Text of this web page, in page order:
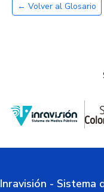
← Volver al Glosario
Inravisión - Sistema